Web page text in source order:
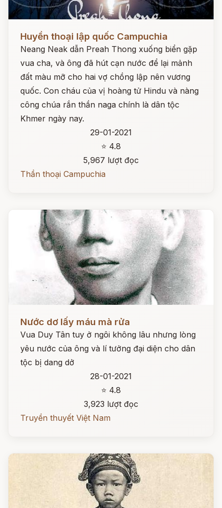
Đọc ngay
Huyền thoại lập quốc Campuchia
Neang Neak dẫn Preah Thong xuống biển gặp
vua cha, và ông đã hút cạn nước để lại mảnh
đất màu mỡ cho hai vợ chồng lập nên vương
quốc. Con cháu của vị hoàng tử Hindu và nàng
công chúa rắn thần naga chính là dân tộc
Khmer ngày nay.
29-01-2021
⭐ 4.8
5,967 lượt đọc
Thần thoại Campuchia
Nước dơ lấy máu mà rửa
Vua Duy Tân tuy ở ngôi không lâu nhưng lòng
yêu nước của ông và lí tưởng đại diện cho dân
tộc bị dang dở
28-01-2021
⭐ 4.8
3,923 lượt đọc
Truyền thuyết Việt Nam